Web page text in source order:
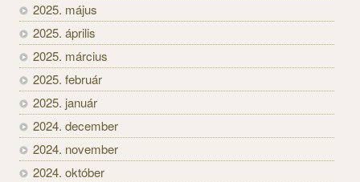
2025. május
2025. április
2025. március
2025. február
2025. január
2024. december
2024. november
2024. október